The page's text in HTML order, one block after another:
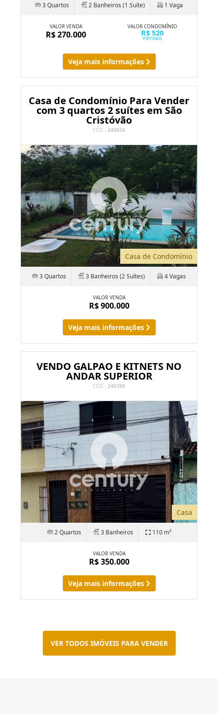
3 Quartos 2 Banheiros (1 Suíte) 1 Vaga
VALOR VENDA
R$ 270.000
VALOR CONDOMÍNIO
R$ 520
mensais
Veja mais informações
Casa de Condomínio Para Vender
com 3 quartos 2 suítes em São
Cristóvão
CÓD.: 240824
Casa de Condomínio
3 Quartos 3 Banheiros (2 Suítes) 4 Vagas
VALOR VENDA
R$ 900.000
Veja mais informações
VENDO GALPAO E KITNETS NO
ANDAR SUPERIOR
CÓD.: 240398
Casa
2 Quartos 3 Banheiros 110 m²
VALOR VENDA
R$ 350.000
Veja mais informações
VER TODOS IMÓVEIS PARA VENDER